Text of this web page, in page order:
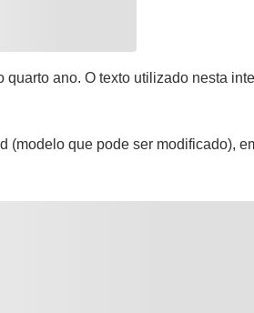
ano. O texto utilizado nesta
que pode ser modificado),